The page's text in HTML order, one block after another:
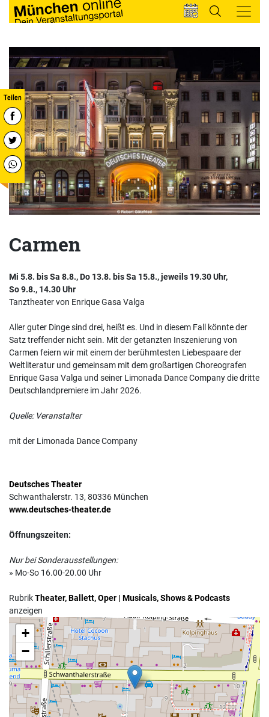
Carmen
Mi 5.8. bis Sa 8.8., Do 13.8. bis Sa 15.8., jeweils 19.30 Uhr,
So 9.8., 14.30 Uhr
Tanztheater von Enrique Gasa Valga
Aller guter Dinge sind drei, heißt es. Und in diesem Fall könnte der
Satz treffender nicht sein. Mit der getanzten Inszenierung von
Carmen feiern wir mit einem der berühmtesten Liebespaare der
Weltliteratur und gemeinsam mit dem großartigen Choreografen
Enrique Gasa Valga und seiner Limonada Dance Company die dritte
Deutschlandpremiere im Jahr 2026.
Quelle: Veranstalter
mit der Limonada Dance Company
Deutsches Theater
Schwanthalerstr. 13, 80336 München
www.deutsches-theater.de
Öffnungszeiten:
Nur bei Sonderausstellungen:
» Mo-So 16.00-20.00 Uhr
RubrikTheater, Ballett, Oper | Musicals, Shows & Podcasts
anzeigen
Anfahrt mit dem MVV
+
−